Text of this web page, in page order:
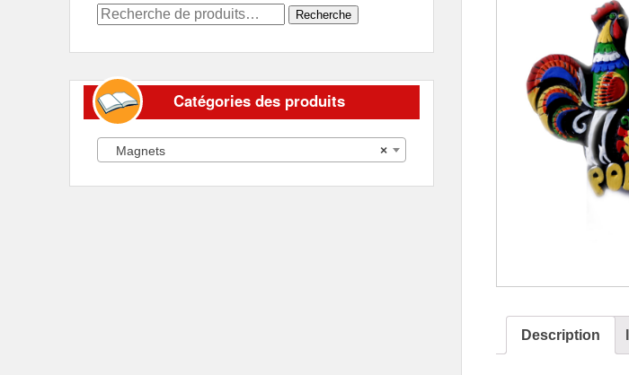
Description
Recherche
Recherche
Catégories des produits
×
Magnets